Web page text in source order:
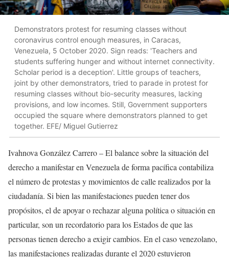
Demonstrators protest for resuming classes without
coronavirus control enough measures, in Caracas,
Venezuela, 5 October 2020. Sign reads: 'Teachers and
students suffering hunger and without internet connectivity.
Scholar period is a deception'. Little groups of teachers,
joint by other demonstrators, tried to parade in protest for
resuming classes without bio-security measures, lacking
provisions, and low incomes. Still, Government supporters
occupied the square where demonstrators planned to get
together. EFE/ Miguel Gutierrez
Ivahnova González Carrero – El balance sobre la situación del
derecho a manifestar en Venezuela de forma pacífica contabiliza
el número de protestas y movimientos de calle realizados por la
ciudadanía. Si bien las manifestaciones pueden tener dos
propósitos, el de apoyar o rechazar alguna política o situación en
particular, son un recordatorio para los Estados de que las
personas tienen derecho a exigir cambios. En el caso venezolano,
las manifestaciones realizadas durante el 2020 estuvieron